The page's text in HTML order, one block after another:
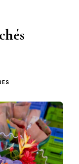
DES
MARCHÉS
RÉUNIONNAIS.